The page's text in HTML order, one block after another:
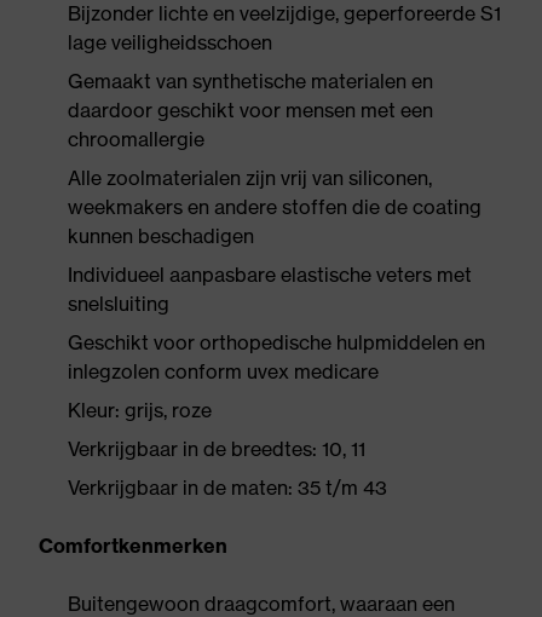
Bijzonder lichte en veelzijdige, geperforeerde S1
lage veiligheidsschoen
Gemaakt van synthetische materialen en
daardoor geschikt voor mensen met een
chroomallergie
Alle zoolmaterialen zijn vrij van siliconen,
weekmakers en andere stoffen die de coating
kunnen beschadigen
Individueel aanpasbare elastische veters met
snelsluiting
Geschikt voor orthopedische hulpmiddelen en
inlegzolen conform uvex medicare
Kleur: grijs, roze
Verkrijgbaar in de breedtes: 10, 11
Verkrijgbaar in de maten: 35 t/m 43
Comfortkenmerken
Buitengewoon draagcomfort, waaraan een